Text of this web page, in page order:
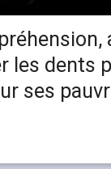
les dents
ses